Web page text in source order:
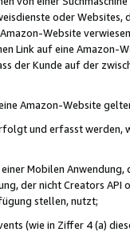
oder Websites,
Website
Link auf eine
der Kunde auf der
Amazon-Website
und erfasst werden,
Mobilen
der nicht Creators
stellen, nutzt;
(wie in Ziffer 4 (a)